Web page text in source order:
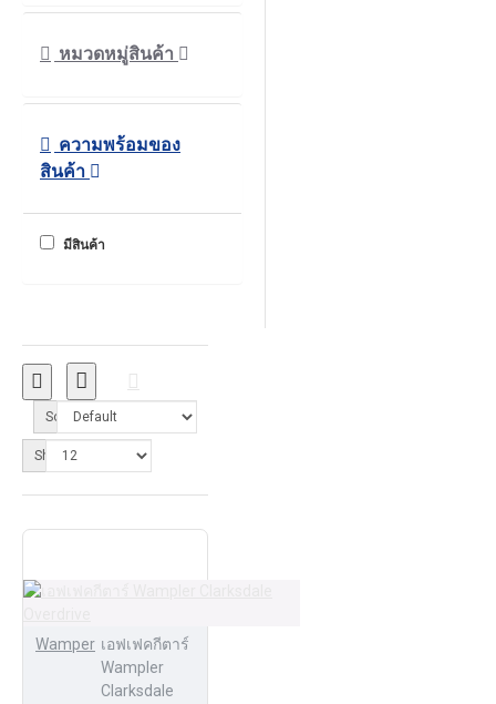
หมวดหมู่สินค้า
ความพร้อมของ
สินค้า
มีสินค้า
Sort By:
Show:
Wamper เอฟเฟคกีตาร์
Wampler
Clarksdale